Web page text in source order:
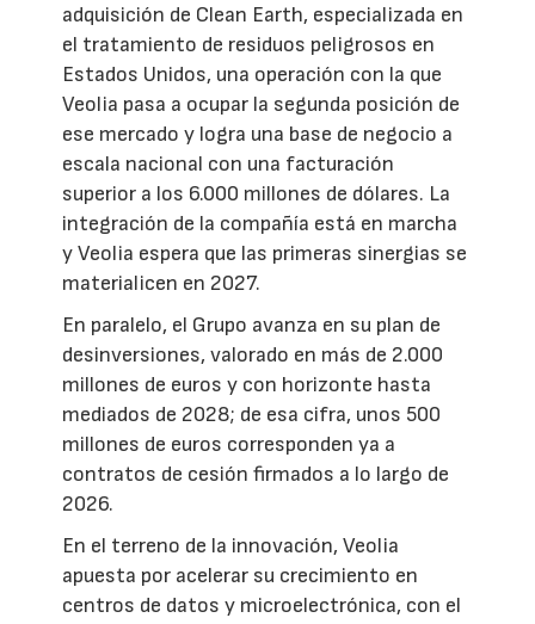
adquisición de Clean Earth, especializada en
el tratamiento de residuos peligrosos en
Estados Unidos, una operación con la que
Veolia pasa a ocupar la segunda posición de
ese mercado y logra una base de negocio a
escala nacional con una facturación
superior a los 6.000 millones de dólares. La
integración de la compañía está en marcha
y Veolia espera que las primeras sinergias se
materialicen en 2027.
En paralelo, el Grupo avanza en su plan de
desinversiones, valorado en más de 2.000
millones de euros y con horizonte hasta
mediados de 2028; de esa cifra, unos 500
millones de euros corresponden ya a
contratos de cesión firmados a lo largo de
2026.
En el terreno de la innovación, Veolia
apuesta por acelerar su crecimiento en
centros de datos y microelectrónica, con el